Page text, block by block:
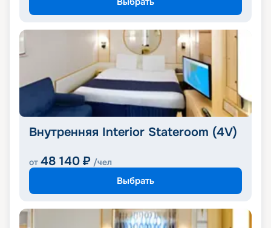
Внутренняя Interior Stateroom (4V)
от 48 140 ₽ /чел
Выбрать